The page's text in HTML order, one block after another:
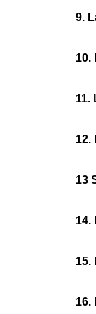
9.
10.
11.
12.
13
14.
15.
16.